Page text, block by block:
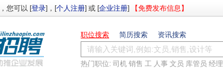
，您可以 [登录]，[个人注册] 或 [企业注册] 【免费发布信息】
职位搜索 简历搜索
资讯搜索
热门职位: 司机 销售 工 人事 文员 库管员 经理